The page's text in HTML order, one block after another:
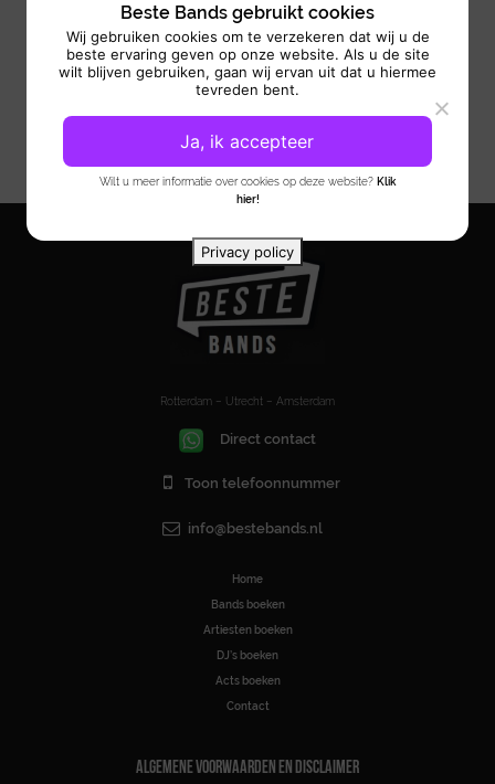
Rotterdam – Utrecht – Amsterdam
Direct contact
Toon telefoonnummer
info@bestebands.nl
Home
Bands boeken
Artiesten boeken
DJ’s boeken
Acts boeken
Contact
ALGEMENE VOORWAARDEN EN DISCLAIMER
Beste Bands gebruikt cookies
Wij gebruiken cookies om te verzekeren dat wij u de
beste ervaring geven op onze website. Als u de site
wilt blijven gebruiken, gaan wij ervan uit dat u hiermee
tevreden bent.
Wilt u meer informatie over cookies op deze website? Klik
hier!
Ja, ik accepteer
Privacy policy